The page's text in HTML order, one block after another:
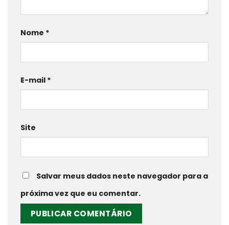
Nome *
E-mail *
Site
Salvar meus dados neste navegador para a
próxima vez que eu comentar.